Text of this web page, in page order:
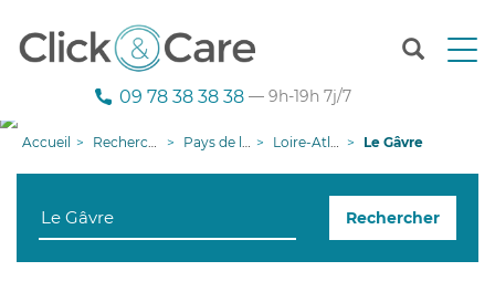
T
n
g
09 78 38 38 38 — 9h-19h 7j/7
Accueil Recherche aide à domicile Pays de la Loire Loire-Atlantique Le Gâvre
Rechercher